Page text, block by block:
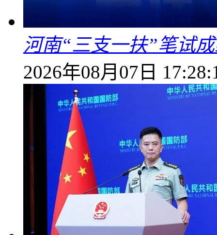
河南“三支一扶”笔试
2026年08月07日